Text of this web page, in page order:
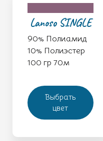
Lanoso SINGLE
90% Полиамид
10% Полиэстер
100 гр 70м
Выбрать
цвет